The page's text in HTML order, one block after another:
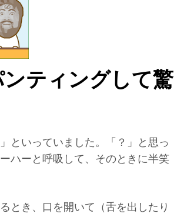
ティングして驚
といっていました。「？」と思っ
ハーと呼吸して、そのときに半笑
とき、口を開いて（舌を出したり